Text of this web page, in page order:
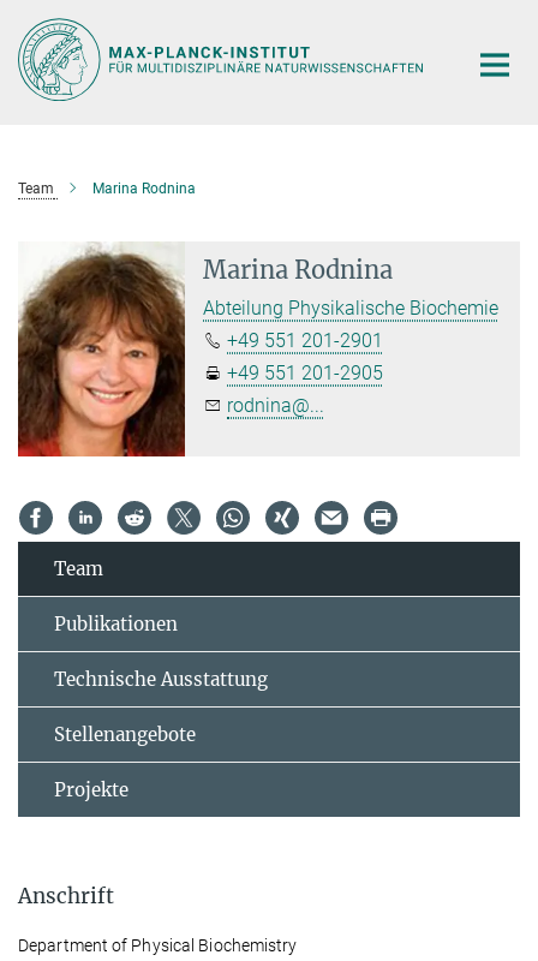
Hauptinhalt
Team Marina Rodnina
Marina Rodnina
Abteilung Physikalische Biochemie
+49 551 201-2901
+49 551 201-2905
rodnina@...
Team
Publikationen
Technische Ausstattung
Stellenangebote
Projekte
Anschrift
Department of Physical Biochemistry